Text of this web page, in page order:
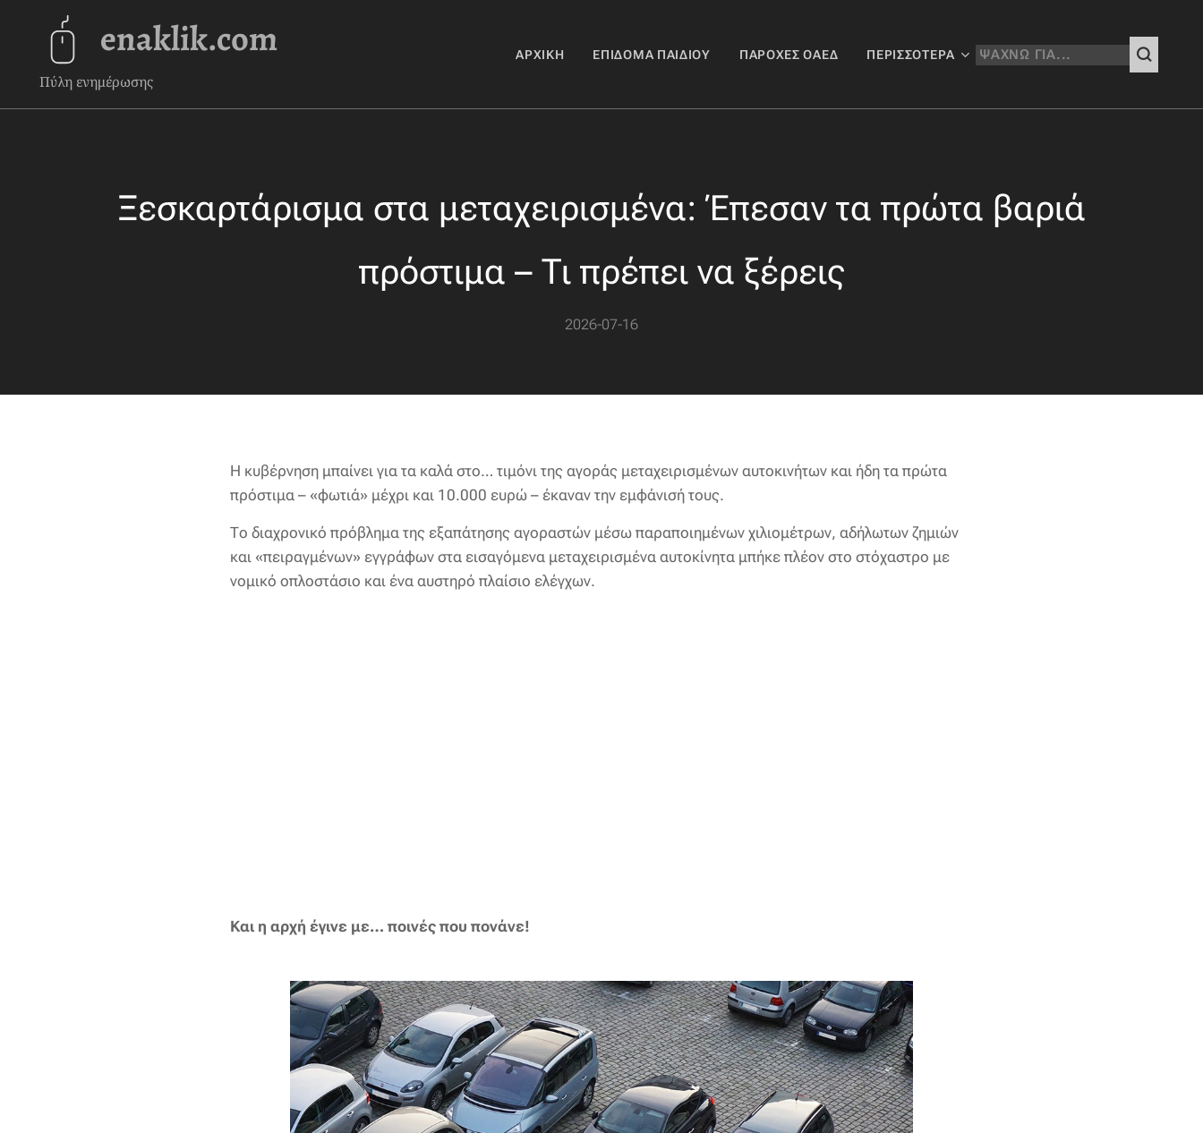
enaklik.com
Πύλη ενημέρωσης
ΑΡΧΙΚΉ ΕΠΊΔΟΜΑ ΠΑΙΔΙΟΎ ΠΑΡΟΧΈΣ ΟΑΕΔ ΠΕΡΙΣΣΌΤΕΡΑ
Ξεσκαρτάρισμα στα μεταχειρισμένα: Έπεσαν τα πρώτα βαριά
πρόστιμα – Τι πρέπει να ξέρεις
2026-07-16
Η κυβέρνηση μπαίνει για τα καλά στο… τιμόνι της αγοράς μεταχειρισμένων αυτοκινήτων και ήδη τα πρώτα
πρόστιμα – «φωτιά» μέχρι και 10.000 ευρώ – έκαναν την εμφάνισή τους.
Το διαχρονικό πρόβλημα της εξαπάτησης αγοραστών μέσω παραποιημένων χιλιομέτρων, αδήλωτων ζημιών
και «πειραγμένων» εγγράφων στα εισαγόμενα μεταχειρισμένα αυτοκίνητα μπήκε πλέον στο στόχαστρο με
νομικό οπλοστάσιο και ένα αυστηρό πλαίσιο ελέγχων.
Και η αρχή έγινε με… ποινές που πονάνε!